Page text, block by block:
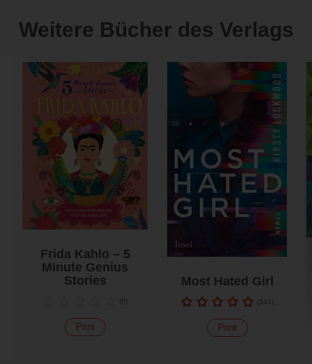
Weitere Bücher des Verlags
Frida Kahlo – 5
Minute Genius
Stories
(0)
Print
Most Hated Girl
(341 )
Print